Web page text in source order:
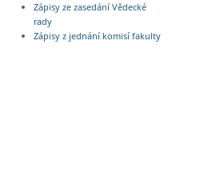
Zápisy ze zasedání Vědecké
rady
Zápisy z jednání komisí fakulty